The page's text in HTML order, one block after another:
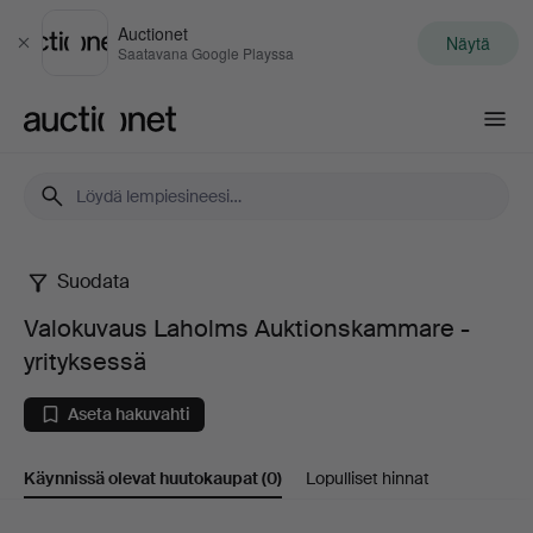
Sulje
Auctionet
Saatavana Google Playssa Näytä
Valokuvaus
Laholms
Auktionskammare
Suodata
Valokuvaus Laholms Auktionskammare -
yrityksessä
Aseta hakuvahti
Käynnissä olevat huutokaupat(0) Lopulliset hinnat